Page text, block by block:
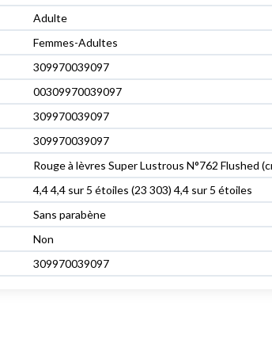
Adulte
Femmes-Adultes
309970039097
00309970039097
309970039097
309970039097
Rouge à lèvres Super Lustrous N°762 Flushed
4,4 4,4 sur 5 étoiles (23 303) 4,4 sur 5 étoiles
Sans parabène
Non
309970039097